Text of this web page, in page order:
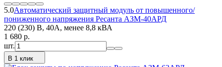
5.0Автоматический защитный модуль от повышенного/
пониженного напряжения Ресанта АЗМ-40АРД
220 (230) В, 40А, менее 8,8 кВА
1 680 p.
шт.
В 1 клик